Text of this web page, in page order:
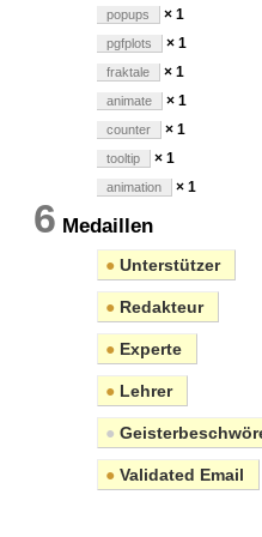
popups × 1
pgfplots × 1
fraktale × 1
animate × 1
counter × 1
tooltip × 1
animation × 1
6 Medaillen
● Unterstützer
● Redakteur
● Experte
● Lehrer
●
● Validated Email